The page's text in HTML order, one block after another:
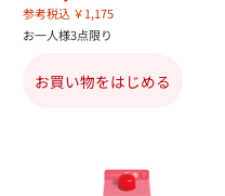
参考税込 ￥1,175
お一人様3点限り
お買い物をはじめる